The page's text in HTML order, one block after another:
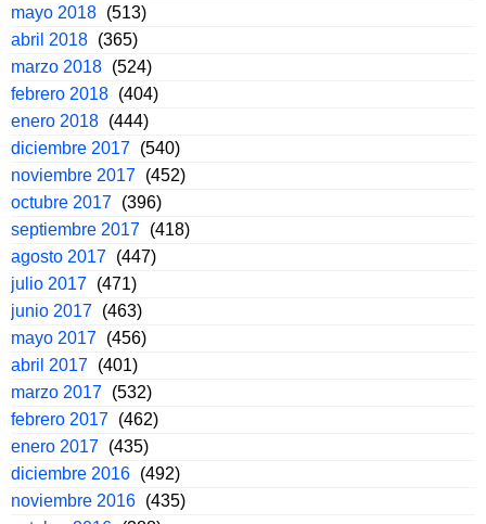
mayo 2018 (513)
abril 2018 (365)
marzo 2018 (524)
febrero 2018 (404)
enero 2018 (444)
diciembre 2017 (540)
noviembre 2017 (452)
octubre 2017 (396)
septiembre 2017 (418)
agosto 2017 (447)
julio 2017 (471)
junio 2017 (463)
mayo 2017 (456)
abril 2017 (401)
marzo 2017 (532)
febrero 2017 (462)
enero 2017 (435)
diciembre 2016 (492)
noviembre 2016 (435)